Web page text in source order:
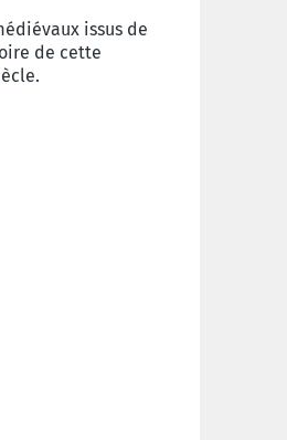
issus de
de cette